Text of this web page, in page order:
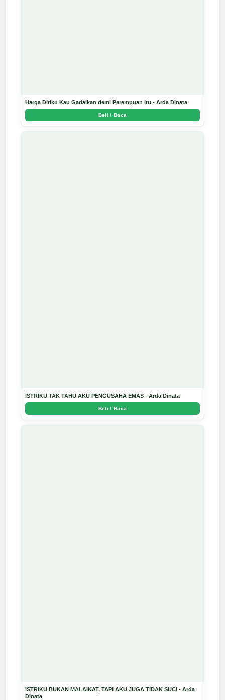
Harga Diriku Kau Gadaikan demi Perempuan Itu - Arda Dinata
Beli / Baca
ISTRIKU TAK TAHU AKU PENGUSAHA EMAS - Arda Dinata
Beli / Baca
ISTRIKU BUKAN MALAIKAT, TAPI AKU JUGA TIDAK SUCI - Arda
Dinata